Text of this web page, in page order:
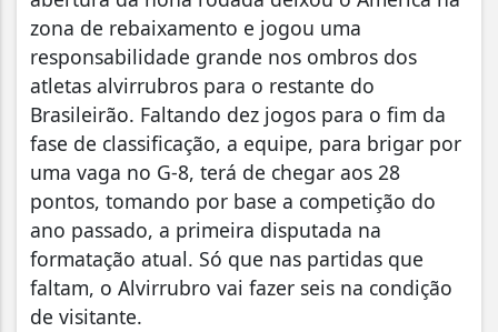
zona de rebaixamento e jogou uma
responsabilidade grande nos ombros dos
atletas alvirrubros para o restante do
Brasileirão. Faltando dez jogos para o fim da
fase de classificação, a equipe, para brigar por
uma vaga no G-8, terá de chegar aos 28
pontos, tomando por base a competição do
ano passado, a primeira disputada na
formatação atual. Só que nas partidas que
faltam, o Alvirrubro vai fazer seis na condição
de visitante.